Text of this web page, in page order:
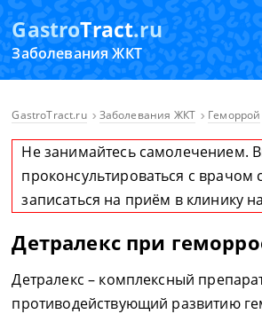
GastroTract.ru
Заболевания ЖКТ
GastroTract.ru Заболевания ЖКТ Геморрой
Не занимайтесь самолечением.
проконсультироваться с врачом
записаться на приём в клинику на
Детралекс при
Детралекс – комплексный
противодействующий развитию